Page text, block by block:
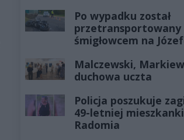
Po wypadku został
przetransportowany
śmigłowcem na
żyłach
Malczewski,
duchowa uczta
Policja poszukuje
49-letniej mieszkanki
Radomia